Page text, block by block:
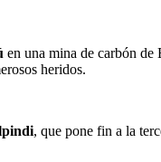
en una mina de carbón
heridos.
, que pone fin a la